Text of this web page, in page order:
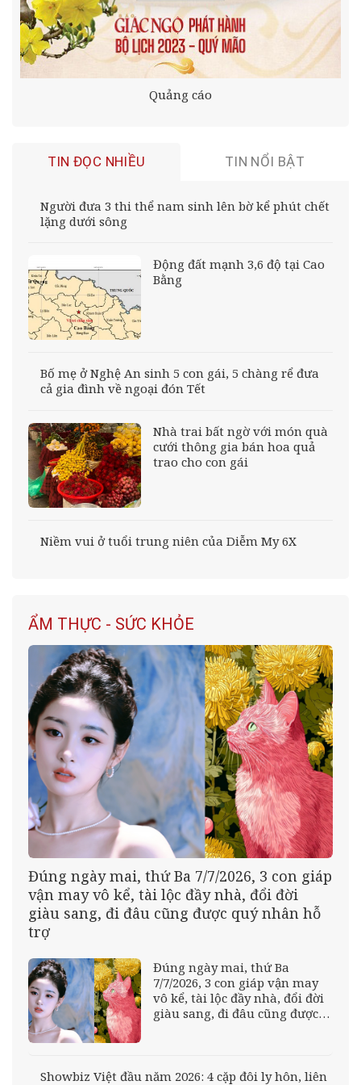
Quảng cáo
TIN ĐỌC NHIỀU TIN NỔI BẬT
Người đưa 3 thi thể nam sinh lên bờ kể phút chết
lặng dưới sông
Động đất mạnh 3,6 độ tại Cao
Bằng
Bố mẹ ở Nghệ An sinh 5 con gái, 5 chàng rể đưa
cả gia đình về ngoại đón Tết
Nhà trai bất ngờ với món quà
cưới thông gia bán hoa quả
trao cho con gái
Niềm vui ở tuổi trung niên của Diễm My 6X
ẨM THỰC - SỨC KHỎE
Đúng ngày mai, thứ Ba 7/7/2026, 3 con giáp
vận may vô kể, tài lộc đầy nhà, đổi đời
giàu sang, đi đâu cũng được quý nhân hỗ
trợ
Đúng ngày mai, thứ Ba
7/7/2026, 3 con giáp vận may
vô kể, tài lộc đầy nhà, đổi đời
giàu sang, đi đâu cũng được
Showbiz Việt đầu năm 2026: 4 cặp đôi ly hôn, liên